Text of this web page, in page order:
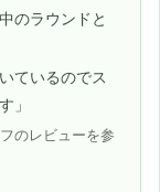
のラウンドと
ているのでス
」
のレビューを参